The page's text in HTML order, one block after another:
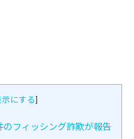
にする]
フィッシング詐欺が報告